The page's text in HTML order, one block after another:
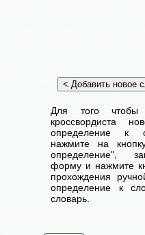
Для того чтобы
кроссвордиста
определение к
нажмите на
определение",
форму и нажмите
прохождения
определение к
словарь.